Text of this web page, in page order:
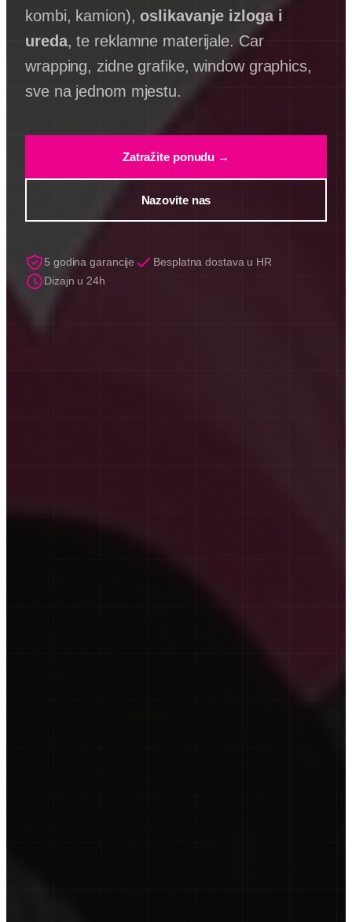
kombi, kamion),oslikavanje izloga i
ureda, te reklamne materijale. Car
wrapping, zidne grafike, window graphics,
sve na jednom mjestu.
Zatražite ponudu →
Nazovite nas
5 godina garancije
Besplatna dostava u HR
Dizajn u 24h